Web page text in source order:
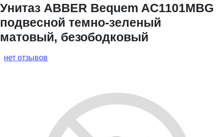
Унитаз ABBER Bequem AC1101MBG
подвесной темно-зеленый
матовый, безободковый
нет отзывов